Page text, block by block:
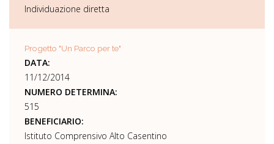
Individuazione diretta
Progetto "Un Parco per te"
DATA:
11/12/2014
NUMERO DETERMINA:
515
BENEFICIARIO:
Istituto Comprensivo Alto Casentino